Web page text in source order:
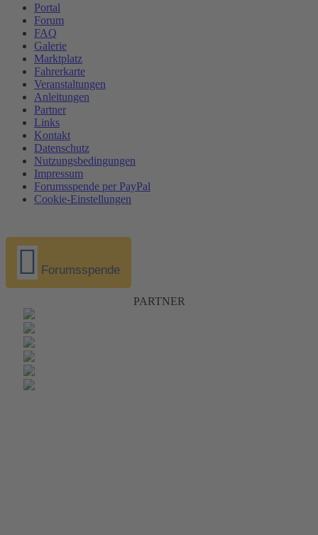
Portal
Forum
FAQ
Galerie
Marktplatz
Fahrerkarte
Veranstaltungen
Anleitungen
Partner
Links
Kontakt
Datenschutz
Nutzungsbedingungen
Impressum
Forumsspende per PayPal
Cookie-Einstellungen
Forumsspende
PARTNER